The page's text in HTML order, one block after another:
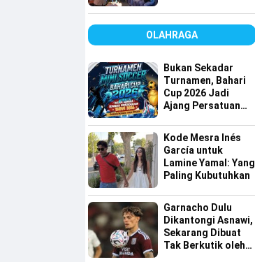
OLAHRAGA
Bukan Sekadar
Turnamen, Bahari
Cup 2026 Jadi
Ajang Persatuan
Sinjai
Kode Mesra Inés
García untuk
Lamine Yamal: Yang
Paling Kubutuhkan
Garnacho Dulu
Dikantongi Asnawi,
Sekarang Dibuat
Tak Berkutik oleh